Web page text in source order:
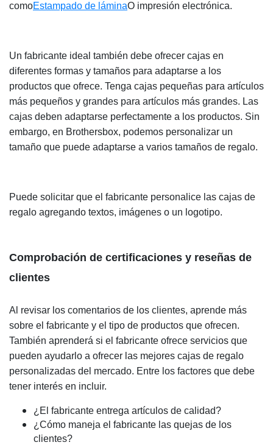
comoEstampado de láminaO impresión electrónica.
Un fabricante ideal también debe ofrecer cajas en
diferentes formas y tamaños para adaptarse a los
productos que ofrece. Tenga cajas pequeñas para artículos
más pequeños y grandes para artículos más grandes. Las
cajas deben adaptarse perfectamente a los productos. Sin
embargo, en Brothersbox, podemos personalizar un
tamaño que puede adaptarse a varios tamaños de regalo.
Puede solicitar que el fabricante personalice las cajas de
regalo agregando textos, imágenes o un logotipo.
Comprobación de certificaciones y reseñas de
clientes
Al revisar los comentarios de los clientes, aprende más
sobre el fabricante y el tipo de productos que ofrecen.
También aprenderá si el fabricante ofrece servicios que
pueden ayudarlo a ofrecer las mejores cajas de regalo
personalizadas del mercado. Entre los factores que debe
tener interés en incluir.
¿El fabricante entrega artículos de calidad?
¿Cómo maneja el fabricante las quejas de los
clientes?